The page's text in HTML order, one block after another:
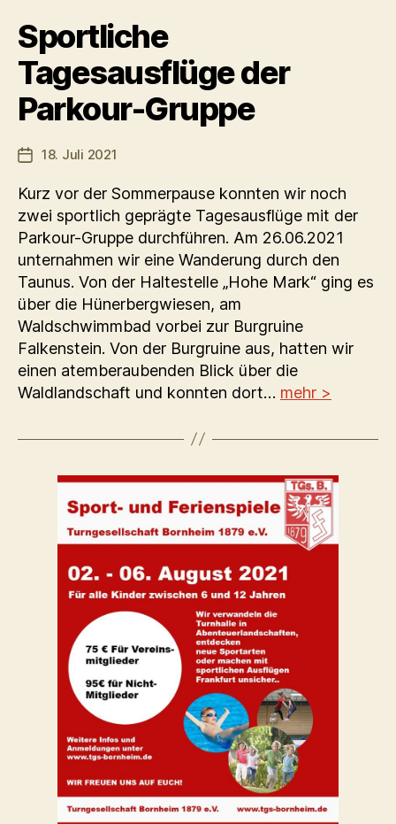
Sportliche
Tagesausflüge der
Parkour-Gruppe
Veröffentlichungsdatum
18. Juli 2021
Kurz vor der Sommerpause konnten wir noch
zwei sportlich geprägte Tagesausflüge mit der
Parkour-Gruppe durchführen. Am 26.06.2021
unternahmen wir eine Wanderung durch den
Taunus. Von der Haltestelle „Hohe Mark“ ging es
über die Hünerbergwiesen, am
Waldschwimmbad vorbei zur Burgruine
Falkenstein. Von der Burgruine aus, hatten wir
einen atemberaubenden Blick über die
Waldlandschaft und konnten dort… mehr >